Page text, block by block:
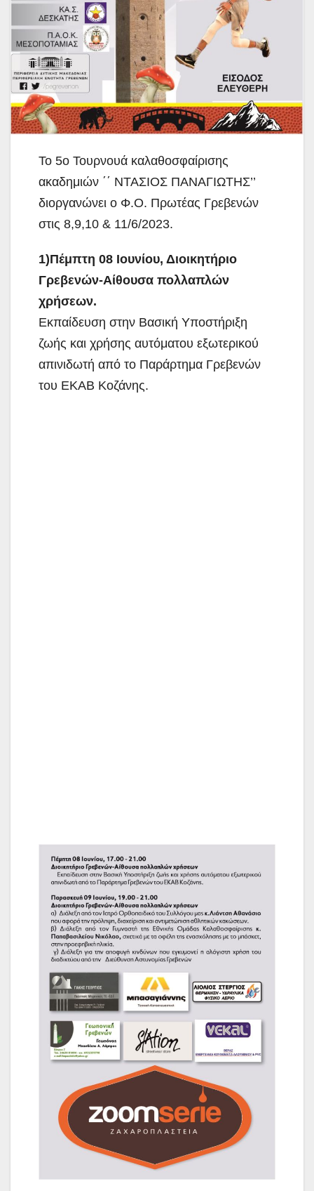
Το 5o Τουρνουά καλαθοσφαίρισης
ακαδημιών ΄΄ ΝΤΑΣΙΟΣ ΠΑΝΑΓΙΩΤΗΣ’’
διοργανώνει ο Φ.Ο. Πρωτέας Γρεβενών
στις 8,9,10 & 11/6/2023.
1)Πέμπτη 08 Ιουνίου, Διοικητήριο
Γρεβενών-Αίθουσα πολλαπλών
χρήσεων.
Εκπαίδευση στην Βασική Υποστήριξη
ζωής και χρήσης αυτόματου εξωτερικού
απινιδωτή από το Παράρτημα Γρεβενών
του ΕΚΑΒ Κοζάνης.